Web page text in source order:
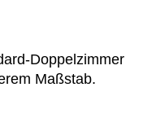
Doppelzimmer
Maßstab.